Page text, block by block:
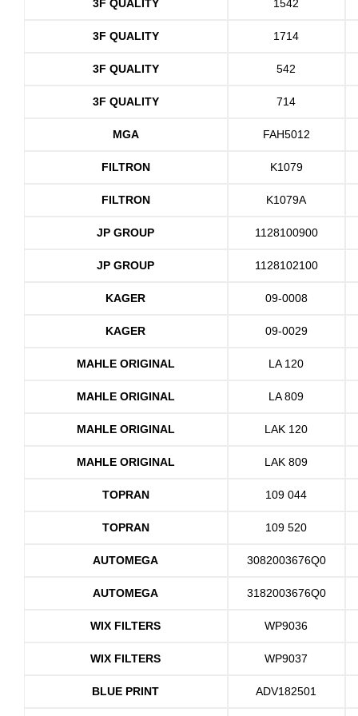
3F QUALITY 1542
3F QUALITY 1714
3F QUALITY 542
3F QUALITY 714
MGA FAH5012
FILTRON K1079
FILTRON K1079A
JP GROUP 1128100900
JP GROUP 1128102100
KAGER 09-0008
KAGER 09-0029
MAHLE ORIGINAL LA 120
MAHLE ORIGINAL LA 809
MAHLE ORIGINAL LAK 120
MAHLE ORIGINAL LAK 809
TOPRAN 109 044
TOPRAN 109 520
AUTOMEGA 3082003676Q0
AUTOMEGA 3182003676Q0
WIX FILTERS WP9036
WIX FILTERS WP9037
BLUE PRINT ADV182501